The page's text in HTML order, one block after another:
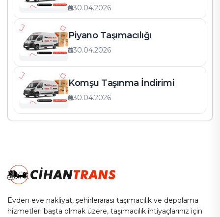
30.04.2026
Piyano Taşımacılığı
30.04.2026
Komşu Taşınma İndirimi
30.04.2026
Evden eve nakliyat, şehirlerarası taşımacılık ve depolama
hizmetleri başta olmak üzere, taşımacılık ihtiyaçlarınız için